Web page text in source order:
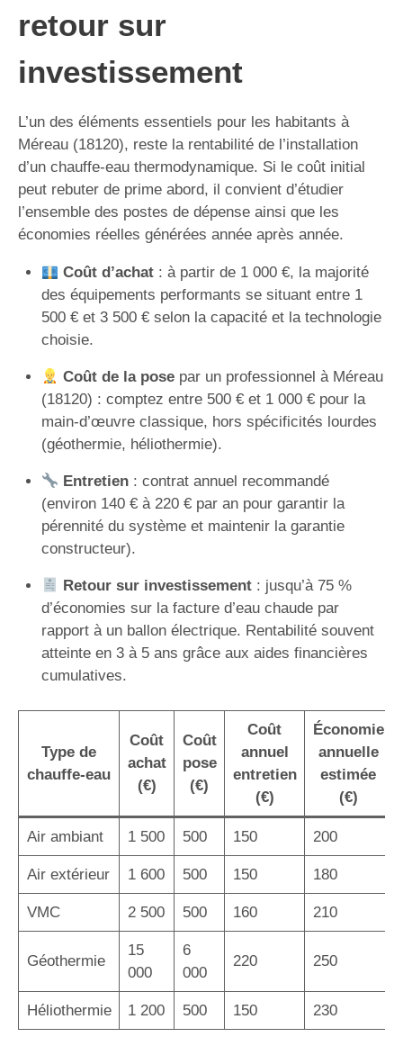
retour sur
investissement
L’un des éléments essentiels pour les habitants à
Méreau (18120), reste la rentabilité de l’installation
d’un chauffe-eau thermodynamique. Si le coût initial
peut rebuter de prime abord, il convient d’étudier
l’ensemble des postes de dépense ainsi que les
économies réelles générées année après année.
Coût d’achat: à partir de 1 000 €, la majorité
des équipements performants se situant entre 1
500 € et 3 500 € selon la capacité et la technologie
choisie.
Coût de la posepar un professionnel à Méreau
(18120) : comptez entre 500 € et 1 000 € pour la
main-d’œuvre classique, hors spécificités lourdes
(géothermie, héliothermie).
Entretien: contrat annuel recommandé
(environ 140 € à 220 € par an pour garantir la
pérennité du système et maintenir la garantie
constructeur).
Retour sur investissement: jusqu’à 75 %
d’économies sur la facture d’eau chaude par
rapport à un ballon électrique. Rentabilité souvent
atteinte en 3 à 5 ans grâce aux aides financières
cumulatives.
Type de
chauffe-eau
Coût
achat
(€)
Coût
pose
(€)
Coût
annuel
entretien
(€)
Économie
annuelle
estimée
(€)
Air ambiant 1 500 500 150 200
Air extérieur 1 600 500 150 180
VMC 2 500 500 160 210
Géothermie
15
000
6
000
220 250
Héliothermie 1 200 500 150 230